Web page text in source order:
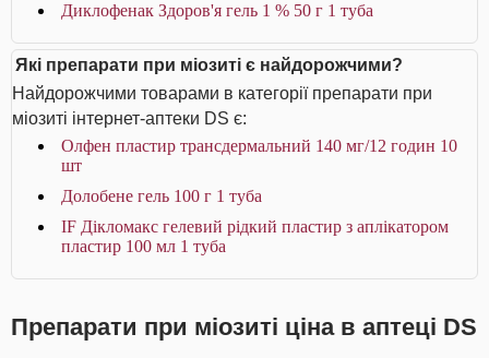
Диклофенак Здоров'я гель 1 % 50 г 1 туба
Які препарати при міозиті є найдорожчими?
Найдорожчими товарами в категорії препарати при
міозиті інтернет-аптеки DS є:
Олфен пластир трансдермальний 140 мг/12 годин 10
шт
Долобене гель 100 г 1 туба
IF Дікломакс гелевий рідкий пластир з аплікатором
пластир 100 мл 1 туба
Препарати при міозиті ціна в аптеці DS